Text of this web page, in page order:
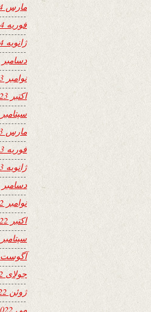
مارس 2024
فوریه 2024
ژانویه 2024
دسامبر 2023
نوامبر 2023
اکتبر 2023
سپتامبر 2023
مارس 2023
فوریه 2023
ژانویه 2023
دسامبر 2022
نوامبر 2022
اکتبر 2022
سپتامبر 2022
آگوست 2022
جولای 2022
ژوئن 2022
می 2022